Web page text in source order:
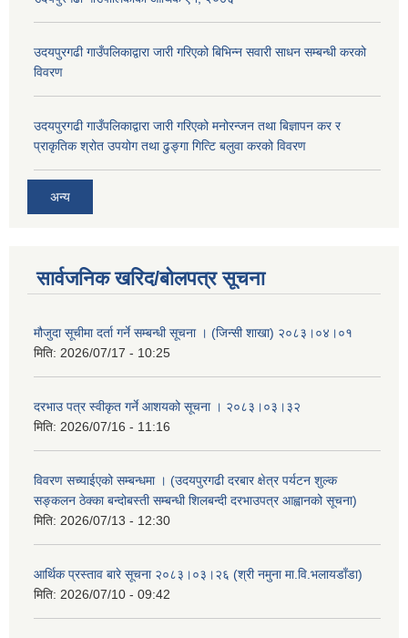
उदयपुरगढी गाउँपलिकाद्वारा जारी गरिएको बिभिन्न सवारी साधन सम्बन्धी करको
विवरण
उदयपुरगढी गाउँपलिकाद्वारा जारी गरिएको मनोरन्जन तथा बिज्ञापन कर र
प्राकृतिक श्रोत उपयोग तथा ढुङ्गा गित्टि बलुवा करको विवरण
अन्य
सार्वजनिक खरिद/बोलपत्र सूचना
मौजुदा सूचीमा दर्ता गर्ने सम्बन्धी सूचना । (जिन्सी शाखा) २०८३।०४।०१
मिति: 2026/07/17 - 10:25
दरभाउ पत्र स्वीकृत गर्ने आशयको सूचना । २०८३।०३।३२
मिति: 2026/07/16 - 11:16
विवरण सच्याईएको सम्बन्धमा । (उदयपुरगढी दरबार क्षेत्र पर्यटन शुल्क
सङ्कलन ठेक्का बन्दोबस्ती सम्बन्धी शिलबन्दी दरभाउपत्र आह्वानको सूचना)
मिति: 2026/07/13 - 12:30
आर्थिक प्रस्ताव बारे सूचना २०८३।०३।२६ (श्री नमुना मा.वि.भलायडाँडा)
मिति: 2026/07/10 - 09:42